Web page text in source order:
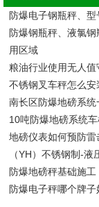
防爆电子钢瓶秤、
防爆钢瓶秤、液氯
用区域
粮油行业使用无人值
不锈钢叉车秤怎么安
南长区防爆地磅系
10吨防爆地磅系统
地磅仪表如何预防雷
（YH）不锈钢制-液
防爆地磅秤基础施工
防爆电子秤哪个牌子